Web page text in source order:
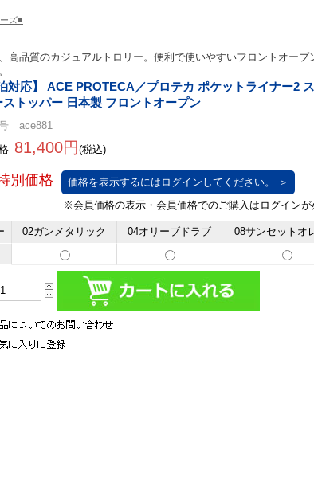
ズ■
高品質のカジュアルトロリー。便利で使いやすいフロントオー
泊対応】 ACE PROTECA／プロテカ ポケットライナー2
ストッパー 日本製 フロントオープン
ace881
81,400円 (税込)
価格を表示するにはログインしてください。 ＞
02ガンメタリック 04オリーブドラブ 08サンセットオ